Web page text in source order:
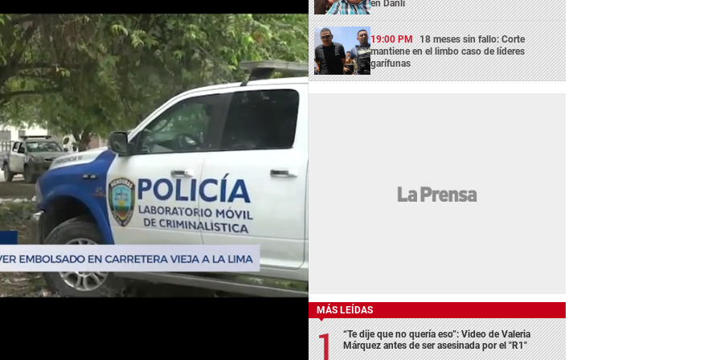
en Danlí
19:00 PM 18 meses sin fallo: Corte
mantiene en el limbo caso de líderes
garífunas
MÁS LEÍDAS
“Te dije que no quería eso”: Video de Valeria
Márquez antes de ser asesinada por el "R1"